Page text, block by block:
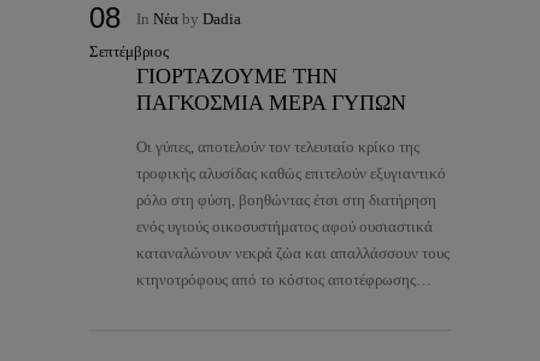
08
Σεπτέμβριος
In Νέα by Dadia
ΓΙΟΡΤΑΖΟΥΜΕ ΤΗΝ
ΠΑΓΚΟΣΜΙΑ ΜΕΡΑ ΓΥΠΩΝ
Οι γύπες, αποτελούν τον τελευταίο κρίκο της
τροφικής αλυσίδας καθώς επιτελούν εξυγιαντικό
ρόλο στη φύση, βοηθώντας έτσι στη διατήρηση
ενός υγιούς οικοσυστήματος αφού ουσιαστικά
καταναλώνουν νεκρά ζώα και απαλλάσσουν τους
κτηνοτρόφους από το κόστος αποτέφρωσης…